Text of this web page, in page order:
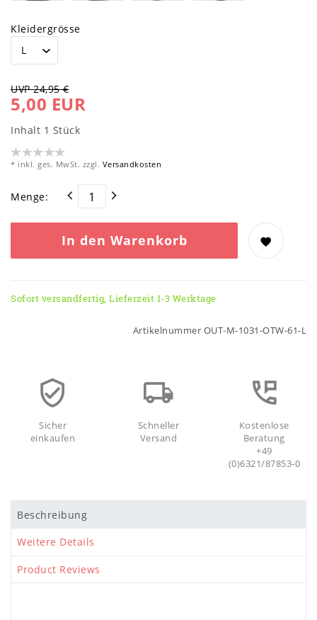
Kleidergrösse
UVP 24,95 €
5,00 EUR
Inhalt 1 Stück
* inkl. ges. MwSt. zzgl. Versandkosten
Menge:
In den Warenkorb
Sofort versandfertig, Lieferzeit 1-3 Werktage
Artikelnummer OUT-M-1031-OTW-61-L
Sicher
einkaufen
Schneller
Versand
Kostenlose
Beratung
+49
(0)6321/87853-0
Beschreibung
Weitere Details
Product Reviews